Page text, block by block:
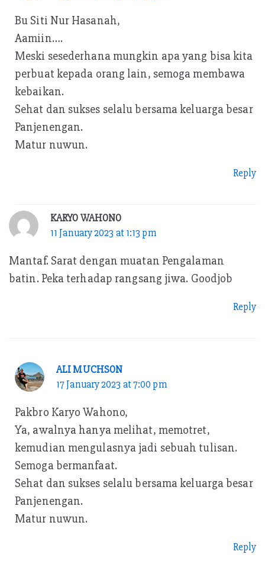
Bu Siti Nur Hasanah,
Aamiin….
Meski sesederhana mungkin apa yang bisa kita
perbuat kepada orang lain, semoga membawa
kebaikan.
Sehat dan sukses selalu bersama keluarga besar
Panjenengan.
Matur nuwun.
Reply
KARYO WAHONO
11 January 2023 at 1:13 pm
Mantaf. Sarat dengan muatan Pengalaman
batin. Peka terhadap rangsang jiwa. Goodjob
Reply
ALI MUCHSON
17 January 2023 at 7:00 pm
Pakbro Karyo Wahono,
Ya, awalnya hanya melihat, memotret,
kemudian mengulasnya jadi sebuah tulisan.
Semoga bermanfaat.
Sehat dan sukses selalu bersama keluarga besar
Panjenengan.
Matur nuwun.
Reply